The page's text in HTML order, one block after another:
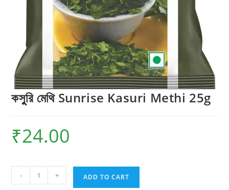
কসুুরি মেথি Sunrise Kasuri Methi 25g
₹24.00
মেথি
- + ADD TO CART